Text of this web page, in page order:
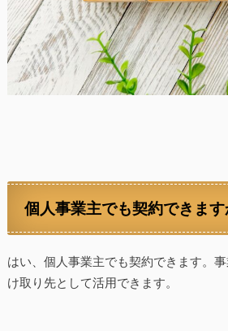
個人事業主でも契約できます
はい、個人事業主でも契約できます。
け取り先として活用できます。